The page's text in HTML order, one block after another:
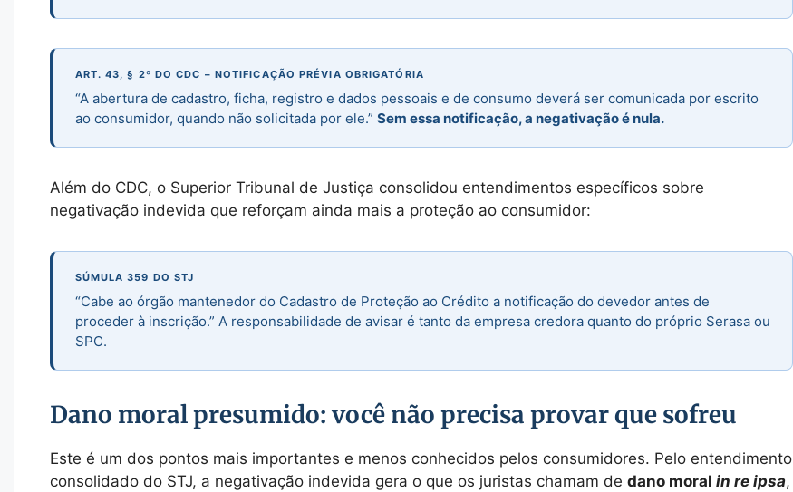
ART. 43, § 2º DO CDC – NOTIFICAÇÃO PRÉVIA OBRIGATÓRIA
“A abertura de cadastro, ficha, registro e dados pessoais e de consumo deverá ser comunicada por escrito
ao consumidor, quando não solicitada por ele.” Sem essa notificação, a negativação é nula.
Além do CDC, o Superior Tribunal de Justiça consolidou entendimentos específicos sobre
negativação indevida que reforçam ainda mais a proteção ao consumidor:
SÚMULA 359 DO STJ
“Cabe ao órgão mantenedor do Cadastro de Proteção ao Crédito a notificação do devedor antes de
proceder à inscrição.” A responsabilidade de avisar é tanto da empresa credora quanto do próprio Serasa ou
SPC.
Dano moral presumido: você não precisa provar que sofreu
Este é um dos pontos mais importantes e menos conhecidos pelos consumidores. Pelo entendimento
consolidado do STJ, a negativação indevida gera o que os juristas chamam de dano moral in re ipsa,